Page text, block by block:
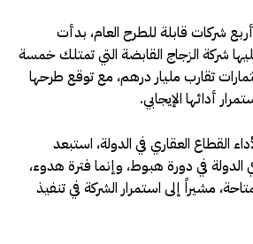
شركات قابلة للطرح العام، بدأت
شركة الزجاج القابضة التي تمتلك خمسة
تقارب مليار درهم، مع توقع طرحها
القطاع العقاري في الدولة، استبعد
الدولة في دورة هبوط، وإنما فترة هدوء،
مشيراً إلى استمرار الشركة في تنفيذ